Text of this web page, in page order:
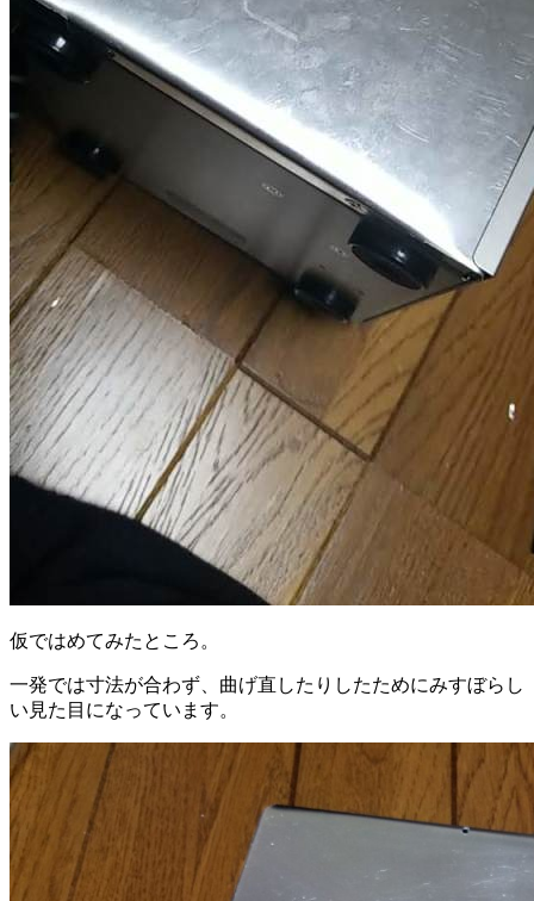
仮ではめてみたところ。
一発では寸法が合わず、曲げ直したりしたためにみすぼらし
い見た目になっています。